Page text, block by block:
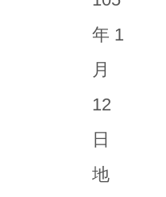
年 1
月
12
日
地